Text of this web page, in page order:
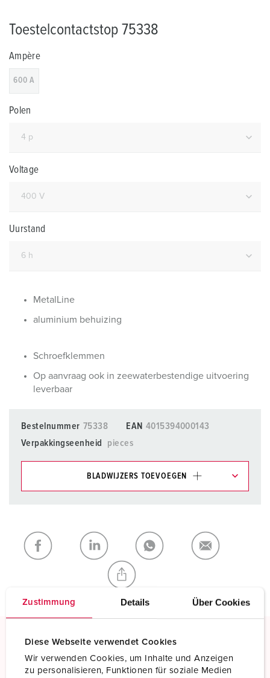
Zustimmung Details Über Cookies
Diese Webseite verwendet Cookies
Wir verwenden Cookies, um Inhalte und Anzeigen
zu personalisieren, Funktionen für soziale Medien
Toestelcontactstop 75338
Ampère
600 A
Polen
Voltage
Uurstand
MetalLine
aluminium behuizing
Schroefklemmen
Op aanvraag ook in zeewaterbestendige uitvoering
leverbaar
Bestelnummer 75338 EAN 4015394000143
Verpakkingseenheid
pieces
BLADWIJZERS TOEVOEGEN
Mijn lijst TOEVOEGEN
NIEUW LIJST MAKEN
Standaard schroefklemmen